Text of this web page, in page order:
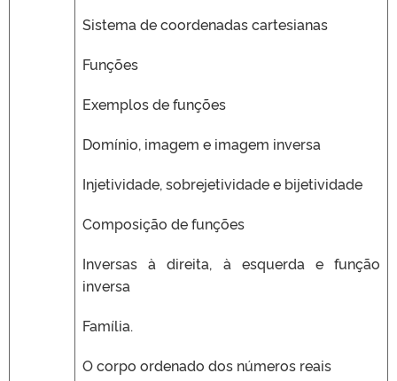
Sistema de coordenadas cartesianas
Funções
Exemplos de funções
Domínio, imagem e imagem inversa
Injetividade, sobrejetividade e bijetividade
Composição de funções
Inversas à direita, à esquerda e função
inversa
Família.
O corpo ordenado dos números reais